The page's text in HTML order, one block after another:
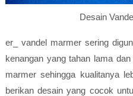
Desain
er_ vandel marmer sering
kenangan yang tahan lama
marmer sehingga kualitanya
berikan desain yang cocok